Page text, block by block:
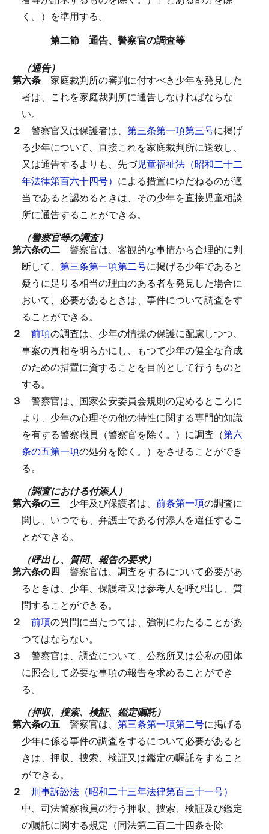
く。）を準用する。
第二節 通告、警察官の調査等
（通告）
第六条 家庭裁判所の審判に付すべき少年を発見した
者は、これを家庭裁判所に通告しなければならな
い。
２ 警察官又は保護者は、 第三条第一項第三号に掲げ
る少年について、直接これを家庭裁判所に送致し、
又は通告するよりも、先づ児童福祉法（昭和二十二
年法律第百六十四号） による措置にゆだねるのが適
当であると認めるときは、その少年を直接児童相談
所に通告することができる。
（警察官等の調査）
第六条の二 警察官は、客観的な事情から合理的に判
断して、 第三条第一項第二号に掲げる少年であると
疑うに足りる相当の理由のある者を発見した場合に
おいて、必要があるときは、事件について調査をす
ることができる。
２ 前項の調査は、少年の情操の保護に配慮しつつ、
事案の真相を明らかにし、もつて少年の健全な育成
のための措置に資することを目的として行うものと
する。
３ 警察官は、国家公安委員会規則の定めるところに
より、少年の心理その他の特性に関する専門的知識
を有する警察職員（警察官を除く。）に調査（第六
条の五第一項の処分を除く。）をさせることができ
る。
（調査における付添人）
第六条の三 少年及び保護者は、 前条第一項の調査に
関し、いつでも、弁護士である付添人を選任するこ
とができる。
（呼出し、質問、報告の要求）
第六条の四 警察官は、調査をするについて必要があ
るときは、少年、保護者又は参考人を呼び出し、質
問することができる。
２ 前項の質問に当たつては、強制にわたることがあ
つてはならない。
３ 警察官は、調査について、公務所又は公私の団体
に照会して必要な事項の報告を求めることができ
る。
（押収、捜索、検証、鑑定嘱託）
第六条の五 警察官は、 第三条第一項第二号に掲げる
少年に係る事件の調査をするについて必要があると
きは、押収、捜索、検証又は鑑定の嘱託をすること
ができる。
２ 刑事訴訟法（昭和二十三年法律第百三十一号）
中、司法警察職員の行う押収、捜索、検証及び鑑定
の嘱託に関する規定（同法第二百二十四条を除